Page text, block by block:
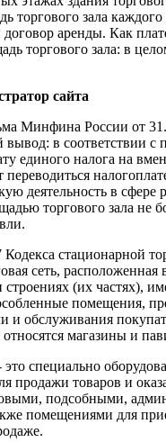
торгового зала
договор аренды. Как
торгового зала: в
сайта
Минфина России от
в соответствии с
единого налога на
переводиться
деятельность в сфере
торгового зала не
Кодекса стационарной
сеть,
строениях (их частях),
помещения,
и обслуживания
магазины и
специально
продажи товаров и
подсобными,
помещениями для